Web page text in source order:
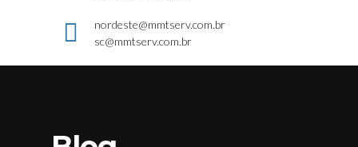
nordeste@mmtserv.com.br
sc@mmtserv.com.br